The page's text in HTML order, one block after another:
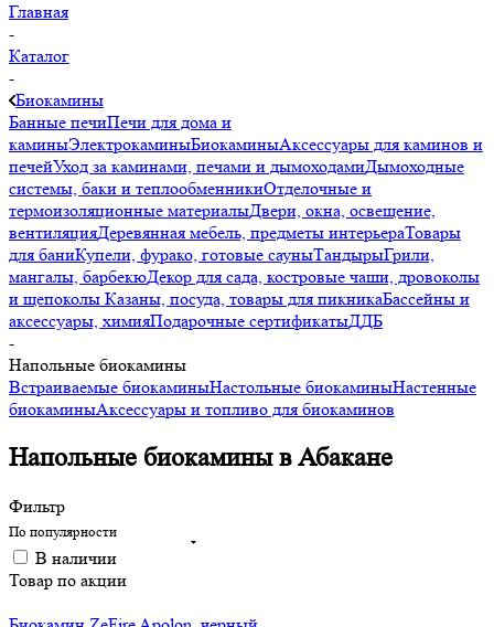
Главная
-
Каталог
-
Биокамины
Банные печиПечи для дома и
каминыЭлектрокаминыБиокаминыАксессуары для каминов и
печейУход за каминами, печами и дымоходамиДымоходные
системы, баки и теплообменникиОтделочные и
термоизоляционные материалыДвери, окна, освещение,
вентиляцияДеревянная мебель, предметы интерьераТовары
для баниКупели, фурако, готовые сауныТандырыГрили,
мангалы, барбекюДекор для сада, костровые чаши, дровоколы
и щепоколы Казаны, посуда, товары для пикникаБассейны и
аксессуары, химияПодарочные сертификатыДДБ
-
Напольные биокамины
Встраиваемые биокаминыНастольные биокаминыНастенные
биокаминыАксессуары и топливо для биокаминов
Напольные биокамины в Абакане
Фильтр
По популярности
В наличии
Товар по акции